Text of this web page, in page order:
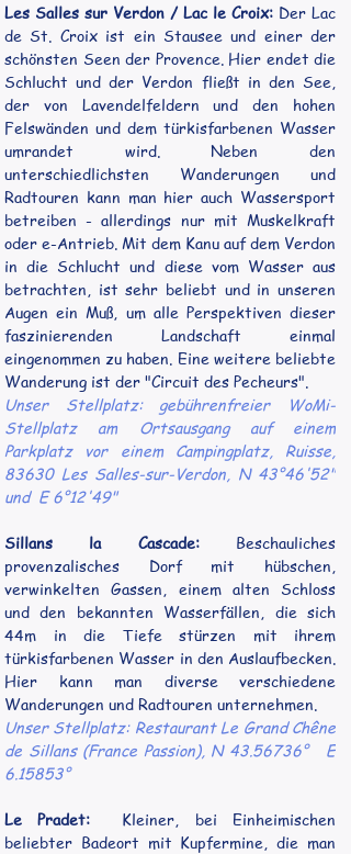
Les Salles sur Verdon / Lac le Croix: Der Lac
de St. Croix ist ein Stausee und einer der
schönsten Seen der Provence. Hier endet die
Schlucht und der Verdon fließt in den See,
der von Lavendelfeldern und den hohen
Felswänden und dem türkisfarbenen Wasser
umrandet wird. Neben den
unterschiedlichsten Wanderungen und
Radtouren kann man hier auch Wassersport
betreiben - allerdings nur mit Muskelkraft
oder e-Antrieb. Mit dem Kanu auf dem Verdon
in die Schlucht und diese vom Wasser aus
betrachten, ist sehr beliebt und in unseren
Augen ein Muß, um alle Perspektiven dieser
faszinierenden Landschaft einmal
eingenommen zu haben. Eine weitere beliebte
Wanderung ist der "Circuit des Pecheurs".
Unser Stellplatz: gebührenfreier WoMi-
Stellplatz am Ortsausgang auf einem
Parkplatz vor einem Campingplatz, Ruisse,
83630 Les Salles-sur-Verdon, N 43°46'52"
und  E 6°12'49"
Sillans la Cascade: Beschauliches
provenzalisches Dorf mit hübschen,
verwinkelten Gassen, einem alten Schloss
und den bekannten Wasserfällen, die sich
44m in die Tiefe stürzen mit ihrem
türkisfarbenen Wasser in den Auslaufbecken.
Hier kann man diverse verschiedene
Wanderungen und Radtouren unternehmen.
Unser Stellplatz: Restaurant Le Grand Chêne
de Sillans (France Passion), N 43.56736°   E
6.15853°
Le Pradet:
  Kleiner, bei Einheimischen
beliebter Badeort mit Kupfermine, die man